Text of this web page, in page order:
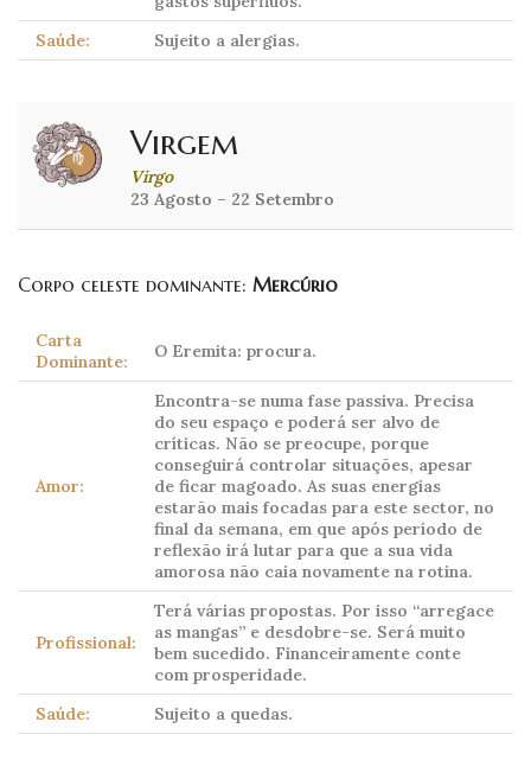
Saúde:
Sujeito a alergias.
Virgem
Virgo
23 Agosto – 22 Setembro
Corpo celeste dominante: Mercúrio
Carta
Dominante:
O Eremita: procura.
Amor:
Encontra-se numa fase passiva. Precisa
do seu espaço e poderá ser alvo de
críticas. Não se preocupe, porque
conseguirá controlar situações, apesar
de ficar magoado. As suas energias
estarão mais focadas para este sector, no
final da semana, em que após período de
reflexão irá lutar para que a sua vida
amorosa não caia novamente na rotina.
Profissional:
Terá várias propostas. Por isso “arregace
as mangas” e desdobre-se. Será muito
bem sucedido. Financeiramente conte
com prosperidade.
Saúde:
Sujeito a quedas.